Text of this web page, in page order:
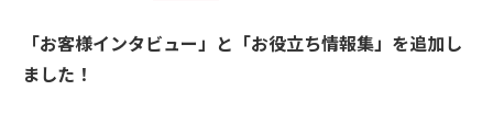
「お客様インタビュー」と「お役立ち情報集」を追加し
ました！